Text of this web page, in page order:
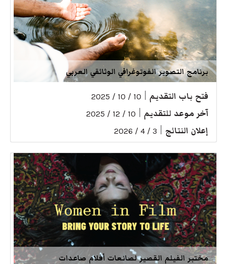
برنامج التصوير الفوتوغرافي الوثائقي العربي
فتح باب التقديم 10 / 10 / 2025
آخر موعد للتقديم 10 / 12 / 2025
إعلان النتائج 3 / 4 / 2026
مختبر الفيلم القصير لصانعات أفلام صاعدات